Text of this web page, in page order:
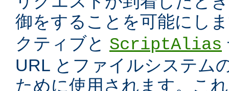
御をすることを可能にし
クティブと ScriptAlias
URL とファイルシステム
ために使用されます。こ